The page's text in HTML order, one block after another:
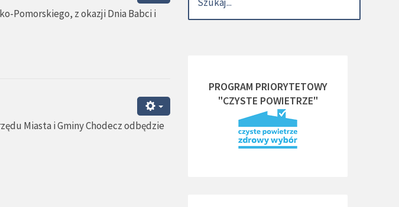
Pomorskiego, z okazji Dnia Babci i
Miasta i Gminy Chodecz odbędzie
PROGRAM PRIORYTETOWY
"CZYSTE POWIETRZE"